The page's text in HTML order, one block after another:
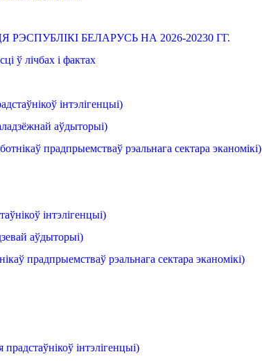
РЭСПУБЛІКІ БЕЛАРУСЬ НА 2026-20230 ГГ.
ў лічбах і фактах
інтэлігенцыі)
аўдыторыі)
прадпрыемстваў рэальнага сектара эканомікі)
інтэлігенцыі)
аўдыторыі)
прадпрыемстваў рэальнага сектара эканомікі)
прадстаўнікоў інтэлігенцыі)